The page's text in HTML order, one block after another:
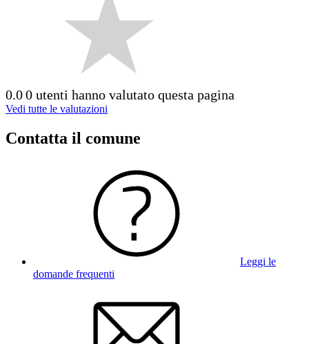
0.00 utenti hanno valutato questa pagina
Vedi tutte le valutazioni
Contatta il comune
Leggi le
domande frequenti